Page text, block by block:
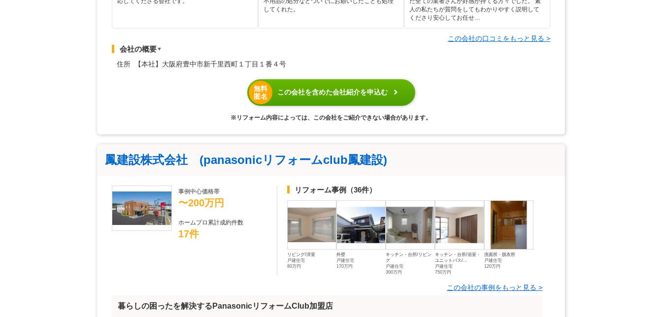
してくれた。
人の私たちが質問をしてもわかりやすく説明して
くださり安心してお任せ…
この会社の口コミをもっと見る >
会社の概要▼
住所 【本社】大阪府豊中市新千里西町１丁目１番４号
無料
匿名
この会社を含めた会社紹介を申込む
※リフォーム内容によっては、この会社をご紹介できない場合があります。
鳳建設株式会社 (panasonicリフォームclub鳳建設)
事例中心価格帯
〜200万円
ホームプロ累計成約件数
17件
リフォーム事例 （36件）
リビング/洋室
戸建住宅
80万円
外壁
戸建住宅
170万円
キッチン・台所/リビン
グ
戸建住宅
300万円
キッチン・台所/浴室・
ユニットバス/...
戸建住宅
750万円
洗面所・脱衣所
戸建住宅
120万円
この会社の事例をもっと見る >
暮らしの困ったを解決するPanasonicリフォームClub加盟店